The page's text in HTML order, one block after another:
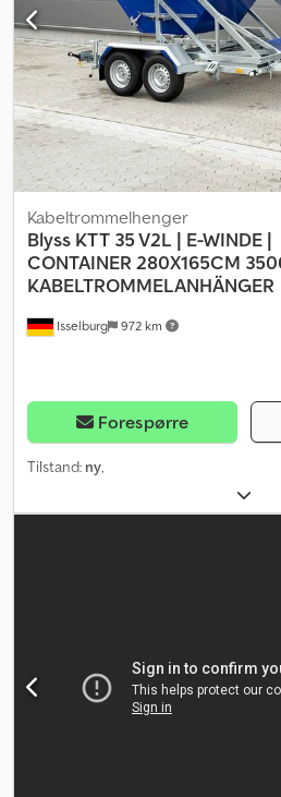
Isselburg 972 km
Kabeltrommelhenger
Blyss KTT 35 V2L | E-WINDE |
CONTAINER 280X165CM
KABELTROMMELANHÄNGER
Forespørre
Tilstand: ny,